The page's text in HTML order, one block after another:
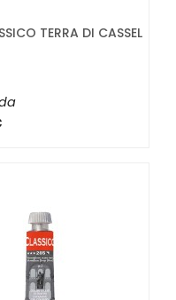
TERRA DI CASSEL